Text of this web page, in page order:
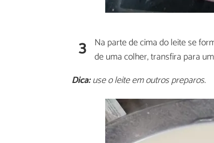
3 Na parte de cima do leite se
de uma colher, transfira para
Dica:use o leite em outros preparos.